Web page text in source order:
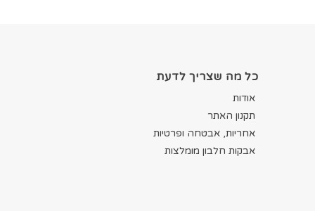
כל מה שצריך לדעת
אודות
תקנון האתר
אחריות, אבטחה ופרטיות
אבקות חלבון מומלצות